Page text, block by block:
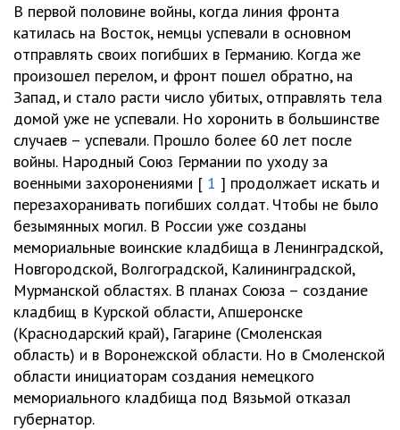
В первой половине войны, когда линия фронта
катилась на Восток, немцы успевали в основном
отправлять своих погибших в Германию. Когда же
произошел перелом, и фронт пошел обратно, на
Запад, и стало расти число убитых, отправлять тела
домой уже не успевали. Но хоронить в большинстве
случаев – успевали. Прошло более 60 лет после
войны. Народный Союз Германии по уходу за
военными захоронениями [ 1 ] продолжает искать и
перезахоранивать погибших солдат. Чтобы не было
безымянных могил. В России уже созданы
мемориальные воинские кладбища в Ленинградской,
Новгородской, Волгоградской, Калининградской,
Мурманской областях. В планах Союза – создание
кладбищ в Курской области, Апшеронске
(Краснодарский край), Гагарине (Смоленская
область) и в Воронежской области. Но в Смоленской
области инициаторам создания немецкого
мемориального кладбища под Вязьмой отказал
губернатор.